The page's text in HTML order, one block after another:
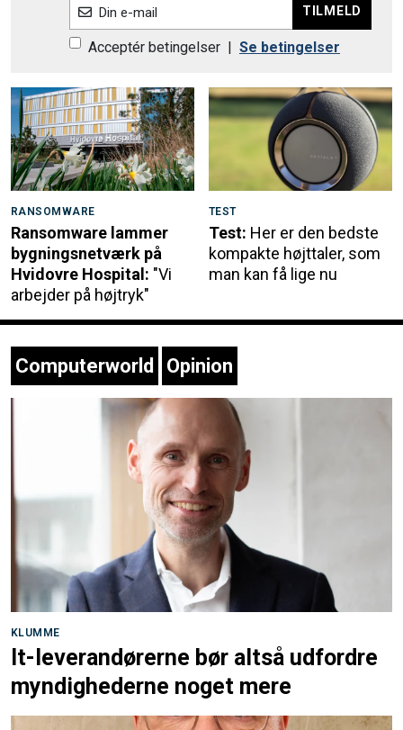
Din e-mail TILMELD
Acceptér betingelser | Se betingelser
RANSOMWARE
Ransomware lammer
bygningsnetværk på
Hvidovre Hospital: "Vi
arbejder på højtryk"
TEST
Test: Her er den bedste
kompakte højttaler, som
man kan få lige nu
Computerworld Opinion
KLUMME
It-leverandørerne bør altså udfordre
myndighederne noget mere